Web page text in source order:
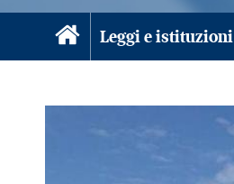
Leggi e istituzioni